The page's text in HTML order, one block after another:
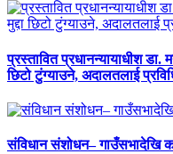
प्रस्तावित प्रधानन्यायाधीश डा.
छिटो टुंग्याउने, अदालतलाई
संविधान संशोधन– गाउँसभादेखि